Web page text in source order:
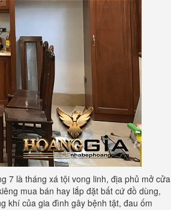
7 là tháng xá tội vong linh, địa phủ mở cửa
mua bán hay lắp đặt bất cứ đồ dùng,
khí của gia đình gây bệnh tật, đau ốm